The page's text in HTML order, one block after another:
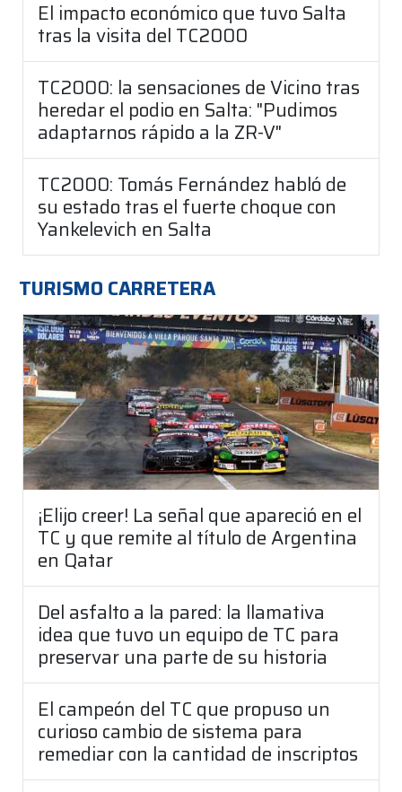
El impacto económico que tuvo Salta
tras la visita del TC2000
TC2000: la sensaciones de Vicino tras
heredar el podio en Salta: "Pudimos
adaptarnos rápido a la ZR-V"
TC2000: Tomás Fernández habló de
su estado tras el fuerte choque con
Yankelevich en Salta
TURISMO CARRETERA
¡Elijo creer! La señal que apareció en el
TC y que remite al título de Argentina
en Qatar
Del asfalto a la pared: la llamativa
idea que tuvo un equipo de TC para
preservar una parte de su historia
El campeón del TC que propuso un
curioso cambio de sistema para
remediar con la cantidad de inscriptos